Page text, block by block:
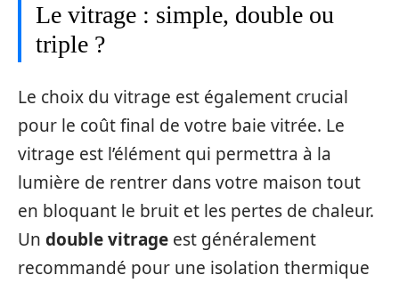
Le vitrage : simple, double ou
triple ?
Le choix du vitrage est également crucial
pour le coût final de votre baie vitrée. Le
vitrage est l’élément qui permettra à la
lumière de rentrer dans votre maison tout
en bloquant le bruit et les pertes de chaleur.
Un double vitrage est généralement
recommandé pour une isolation thermique